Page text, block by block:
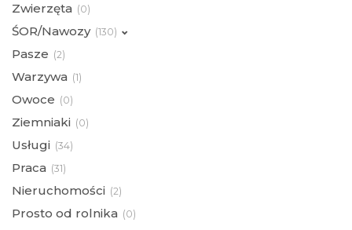
Zwierzęta (0)
ŚOR/Nawozy (130)
Pasze (2)
Warzywa (1)
Owoce (0)
Ziemniaki (0)
Usługi (34)
Praca (31)
Nieruchomości (2)
Prosto od rolnika (0)